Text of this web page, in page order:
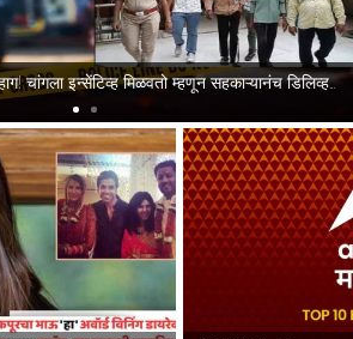
वेळेत डिलिव्हरी करणं पडलं महाग! चांगला इन्सेंटिव्ह मिळवतो म्हणून सहकाऱ्यानंच डिलिव्हरी बॉयचा काटा काढला; दोघांना अटक, नागपूर हादरलं